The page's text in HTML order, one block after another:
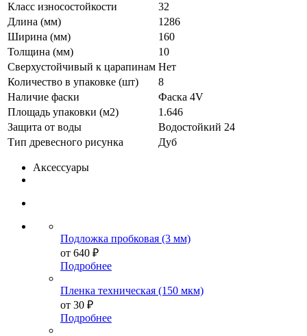
Класс износостойкости
32
Длина (мм)
1286
Ширина (мм)
160
Толщина (мм)
10
Сверхустойчивый к царапинам Нет
Количество в упаковке (шт)
8
Наличие фаски
Фаска 4V
Площадь упаковки (м2)
1.646
Защита от воды
Водостойкий 24
Тип древесного рисунка
Дуб
Аксессуары
Подложка пробковая (3 мм)
от 640 ₽
Подробнее
Пленка техническая (150 мкм)
от 30 ₽
Подробнее